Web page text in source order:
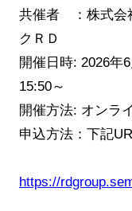
共催者 ：株式会
クＲＤ
開催日時: 2026年
15:50～
開催方法: オンラ
申込方法：下記
https://